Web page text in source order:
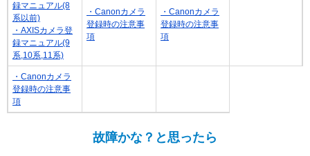
録マニュアル(8
系以前)
・AXISカメラ登
録マニュアル(9
系,10系,11系)
・Canonカメラ
登録時の注意事
項
・Canonカメラ
登録時の注意事
項
・Canonカメラ
登録時の注意事
項
故障かな？と思ったら